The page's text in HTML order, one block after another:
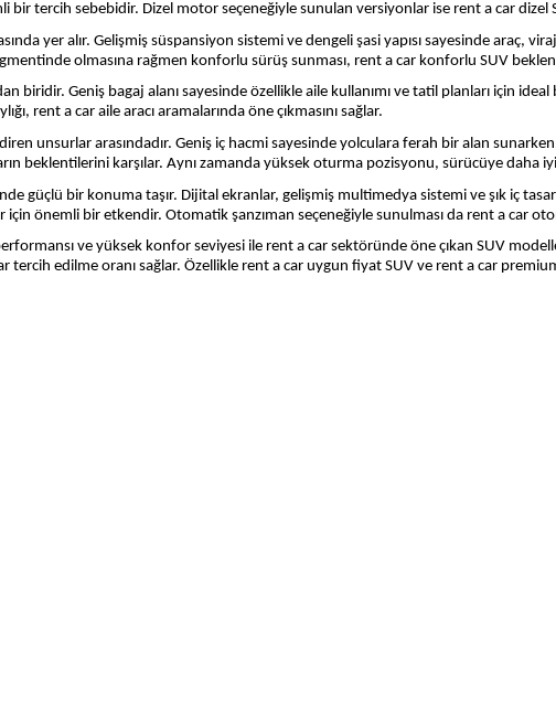
tercih sebebidir. Dizel motor seçeneğiyle sunulan versiyonlar ise rent a car dizel
yer alır. Gelişmiş süspansiyon sistemi ve dengeli şasi yapısı sayesinde araç,
olmasına rağmen konforlu sürüş sunması, rent a car konforlu SUV
biridir. Geniş bagaj alanı sayesinde özellikle aile kullanımı ve tatil planları için
rent a car aile aracı aramalarında öne çıkmasını sağlar.
unsurlar arasındadır. Geniş iç hacmi sayesinde yolculara ferah bir alan
beklentilerini karşılar. Aynı zamanda yüksek oturma pozisyonu, sürücüye daha
güçlü bir konuma taşır. Dijital ekranlar, gelişmiş multimedya sistemi ve şık iç
önemli bir etkendir. Otomatik şanzıman seçeneğiyle sunulması da rent a car
ve yüksek konfor seviyesi ile rent a car sektöründe öne çıkan SUV
edilme oranı sağlar. Özellikle rent a car uygun fiyat SUV ve rent a car